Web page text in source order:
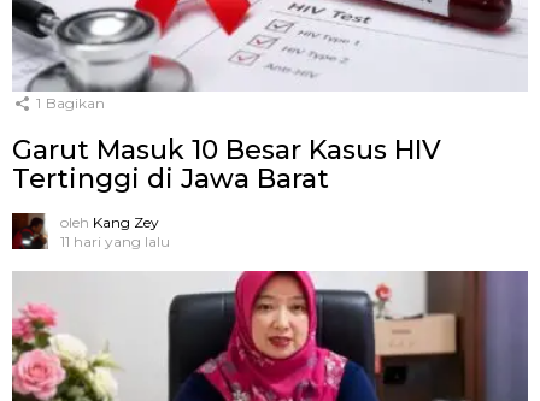
1 Bagikan
Garut Masuk 10 Besar Kasus HIV
Tertinggi di Jawa Barat
oleh Kang Zey
11 hari yang lalu